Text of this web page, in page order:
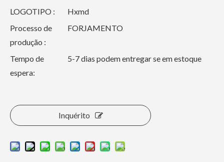
LOGOTIPO :
Hxmd
Processo de
produção :
FORJAMENTO
Tempo de
espera:
5-7 dias podem entregar se em estoque
Inquérito